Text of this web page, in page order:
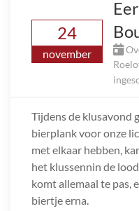
24
november
Tijdens de klusavond
bierplank voor onze
met elkaar hebben,
het klussennin de
komt allemaal te pas,
biertje erna.